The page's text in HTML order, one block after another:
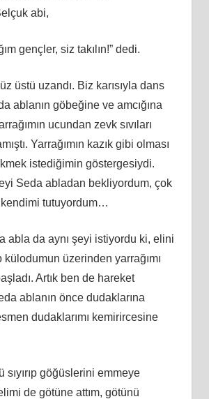
abi,
gençler, siz takılın!” dedi.
üstü uzandı. Biz karısıyla dans
ablanın göbeğine ve amcığına
ucundan zevk sıvıları
Yarrağımın kazık gibi olması
istediğimin göstergesiydi.
Seda abladan bekliyordum, çok
kendimi tutuyordum…
abla da aynı şeyi istiyordu ki, elini
külodumun üzerinden yarrağımı
Artık ben de hareket
ablanın önce dudaklarına
dudaklarımı kemirircesine
sıyırıp göğüslerini emmeye
de götüne attım, götünü